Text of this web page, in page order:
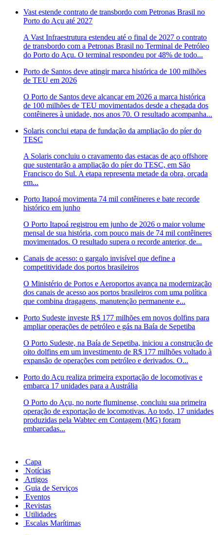
Vast estende contrato de transbordo com Petronas Brasil no
Porto do Açu até 2027
A Vast Infraestrutura estendeu até o final de 2027 o contrato
de transbordo com a Petronas Brasil no Terminal de Petróleo
do Porto do Açu. O terminal respondeu por 48% de todo...
Porto de Santos deve atingir marca histórica de 100 milhões
de TEU em 2026
O Porto de Santos deve alcançar em 2026 a marca histórica
de 100 milhões de TEU movimentados desde a chegada dos
contêineres à unidade, nos anos 70. O resultado acompanha...
Solaris conclui etapa de fundação da ampliação do píer do
TESC
A Solaris concluiu o cravamento das estacas de aço offshore
que sustentarão a ampliação do píer do TESC, em São
Francisco do Sul. A etapa representa metade da obra, orçada
em...
Porto Itapoá movimenta 74 mil contêineres e bate recorde
histórico em junho
O Porto Itapoá registrou em junho de 2026 o maior volume
mensal de sua história, com pouco mais de 74 mil contêineres
movimentados. O resultado supera o recorde anterior, de...
Canais de acesso: o gargalo invisível que define a
competitividade dos portos brasileiros
O Ministério de Portos e Aeroportos avança na modernização
dos canais de acesso aos portos brasileiros com uma política
que combina dragagens, manutenção permanente e...
Porto Sudeste investe R$ 177 milhões em novos dolfins para
ampliar operações de petróleo e gás na Baía de Sepetiba
O Porto Sudeste, na Baía de Sepetiba, iniciou a construção de
oito dolfins em um investimento de R$ 177 milhões voltado à
expansão de operações com petróleo e derivados. O...
Porto do Açu realiza primeira exportação de locomotivas e
embarca 17 unidades para a Austrália
O Porto do Açu, no norte fluminense, concluiu sua primeira
operação de exportação de locomotivas. Ao todo, 17 unidades
produzidas pela Wabtec em Contagem (MG) foram
embarcadas...
Capa
Notícias
Artigos
Guia de Serviços
Eventos
Revistas
Utilidades
Escalas Marítimas